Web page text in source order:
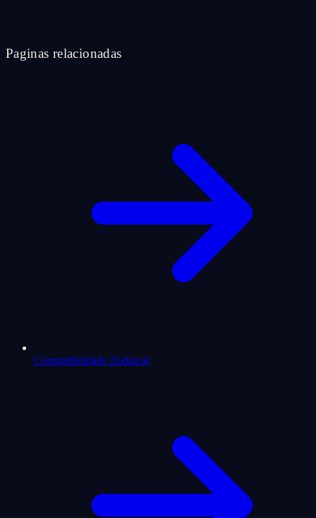
Paginas relacionadas
Compatibilidade Zodiacal